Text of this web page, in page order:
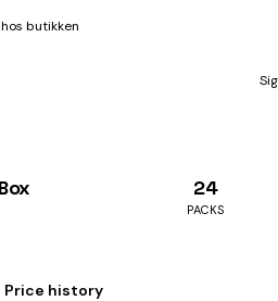
butikken
24
PACKS
Price history